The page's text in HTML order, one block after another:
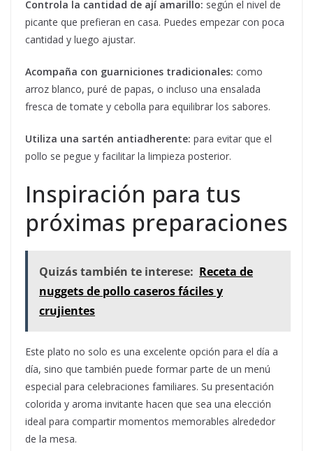
Controla la cantidad de ají amarillo: según el nivel de
picante que prefieran en casa. Puedes empezar con poca
cantidad y luego ajustar.
Acompaña con guarniciones tradicionales: como
arroz blanco, puré de papas, o incluso una ensalada
fresca de tomate y cebolla para equilibrar los sabores.
Utiliza una sartén antiadherente: para evitar que el
pollo se pegue y facilitar la limpieza posterior.
Inspiración para tus
próximas preparaciones
Quizás también te interese: Receta de
nuggets de pollo caseros fáciles y
crujientes
Este plato no solo es una excelente opción para el día a
día, sino que también puede formar parte de un menú
especial para celebraciones familiares. Su presentación
colorida y aroma invitante hacen que sea una elección
ideal para compartir momentos memorables alrededor
de la mesa.